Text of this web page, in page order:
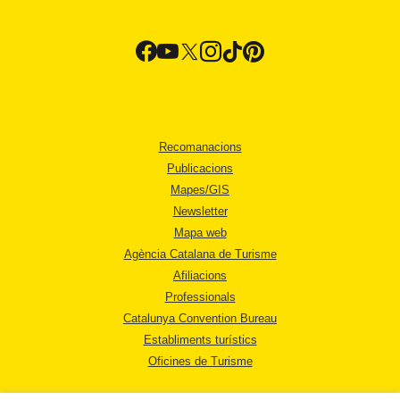
Recomanacions
Publicacions
Mapes/GIS
Newsletter
Mapa web
Agència Catalana de Turisme
Afiliacions
Professionals
Catalunya Convention Bureau
Establiments turístics
Oficines de Turisme